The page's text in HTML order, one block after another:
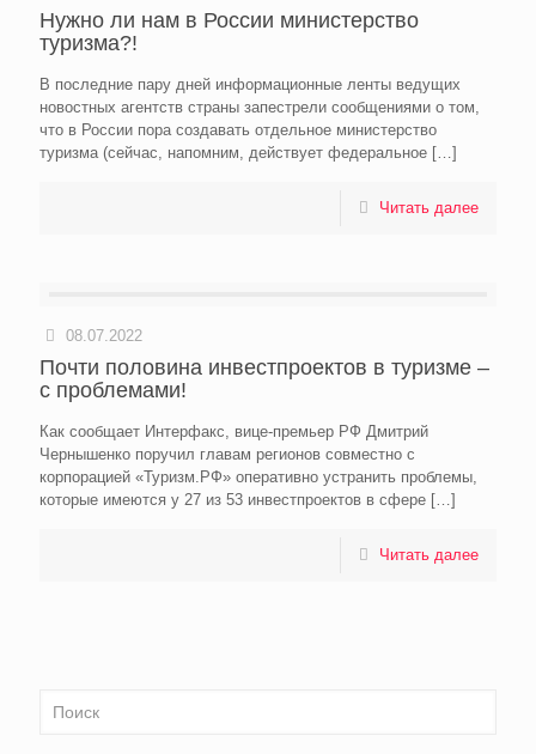
Нужно ли нам в России министерство
туризма?!
В последние пару дней информационные ленты ведущих
новостных агентств страны запестрели сообщениями о том,
что в России пора создавать отдельное министерство
туризма (сейчас, напомним, действует федеральное […]
Читать далее
08.07.2022
Почти половина инвестпроектов в туризме –
с проблемами!
Как сообщает Интерфакс, вице-премьер РФ Дмитрий
Чернышенко поручил главам регионов совместно с
корпорацией «Туризм.РФ» оперативно устранить проблемы,
которые имеются у 27 из 53 инвестпроектов в сфере […]
Читать далее